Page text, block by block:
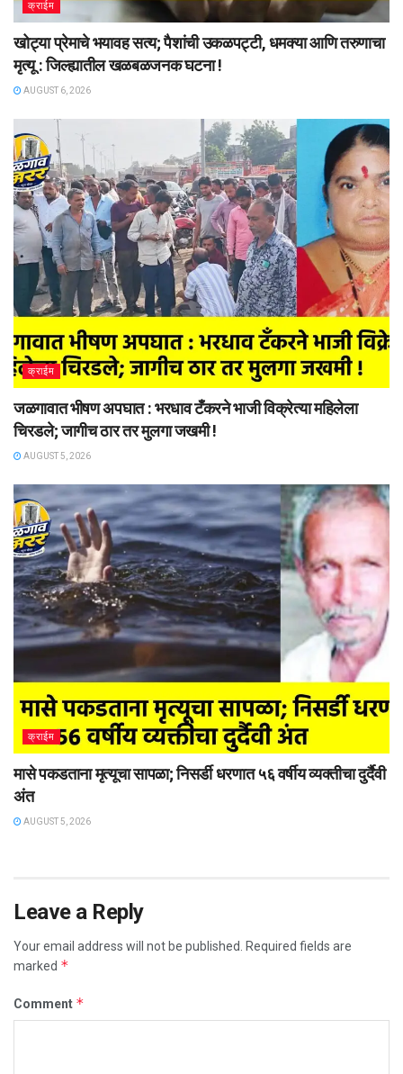
क्राईम
खोट्या प्रेमाचे भयावह सत्य; पैशांची उकळपट्टी, धमक्या आणि तरुणाचा
मृत्यू : जिल्ह्यातील खळबळजनक घटना !
AUGUST 6, 2026
क्राईम
जळगावात भीषण अपघात : भरधाव टँकरने भाजी विक्रेत्या महिलेला
चिरडले; जागीच ठार तर मुलगा जखमी !
AUGUST 5, 2026
क्राईम
मासे पकडताना मृत्यूचा सापळा; निसर्डी धरणात ५६ वर्षीय व्यक्तीचा दुर्दैवी
अंत
AUGUST 5, 2026
Leave a Reply
Your email address will not be published.
Required fields are
marked *
Comment *